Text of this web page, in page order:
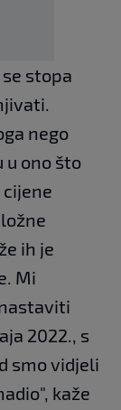
stopa
nego
u ono što
ih je
Mi
2022., s
smo vidjeli
kaže